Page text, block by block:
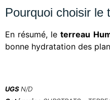
Pourquoi choisir le
En résumé, leterreau
bonne hydratation des
UGSN/D